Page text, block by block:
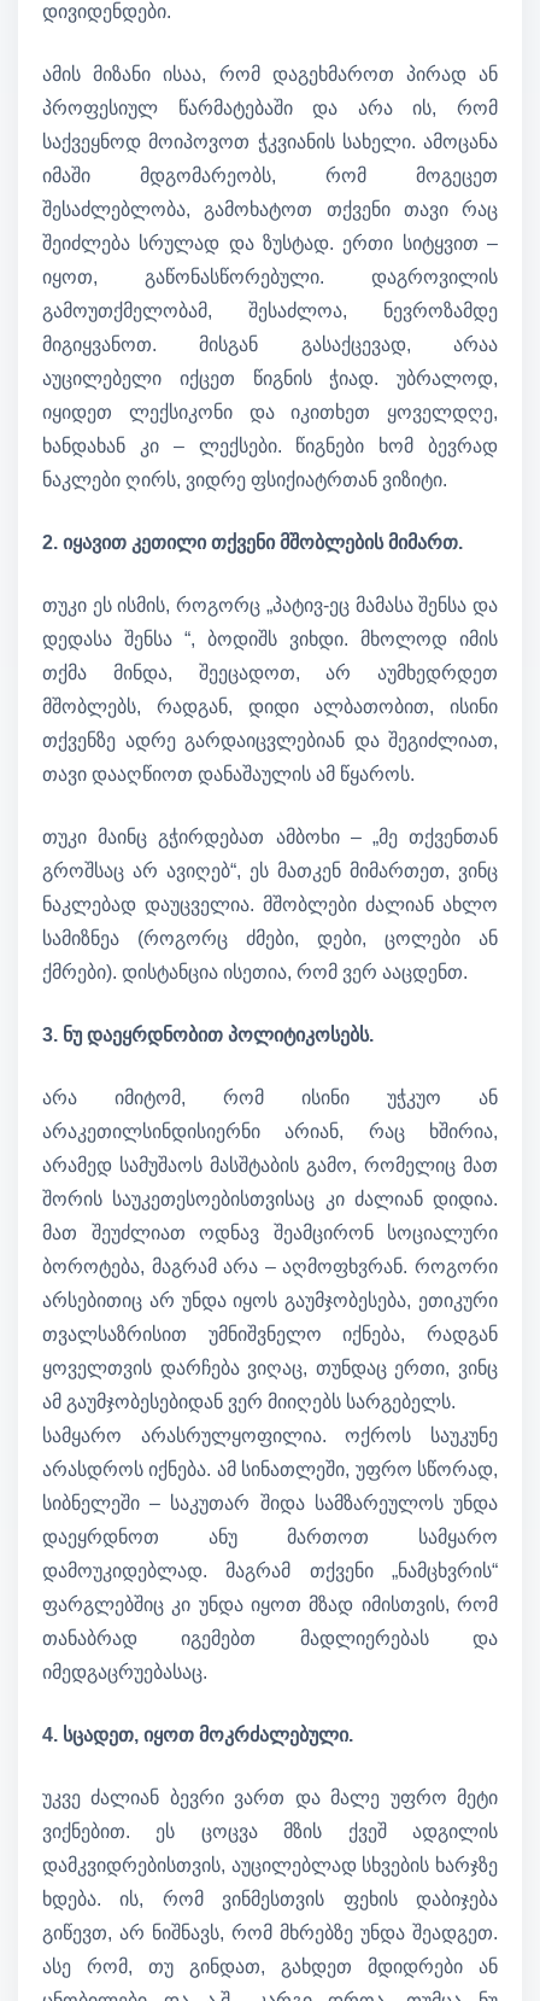
დივიდენდები.
ამის მიზანი ისაა, რომ დაგეხმაროთ პირად ან
პროფესიულ წარმატებაში და არა ის, რომ
საქვეყნოდ მოიპოვოთ ჭკვიანის სახელი. ამოცანა
იმაში მდგომარეობს, რომ მოგეცეთ
შესაძლებლობა, გამოხატოთ თქვენი თავი რაც
შეიძლება სრულად და ზუსტად. ერთი სიტყვით –
იყოთ, გაწონასწორებული. დაგროვილის
გამოუთქმელობამ, შესაძლოა, ნევროზამდე
მიგიყვანოთ. მისგან გასაქცევად, არაა
აუცილებელი იქცეთ წიგნის ჭიად. უბრალოდ,
იყიდეთ ლექსიკონი და იკითხეთ ყოველდღე,
ხანდახან კი – ლექსები. წიგნები ხომ ბევრად
ნაკლები ღირს, ვიდრე ფსიქიატრთან ვიზიტი.
2. იყავით კეთილი თქვენი მშობლების მიმართ.
თუკი ეს ისმის, როგორც „პატივ-ეც მამასა შენსა და
დედასა შენსა “, ბოდიშს ვიხდი. მხოლოდ იმის
თქმა მინდა, შეეცადოთ, არ აუმხედრდეთ
მშობლებს, რადგან, დიდი ალბათობით, ისინი
თქვენზე ადრე გარდაიცვლებიან და შეგიძლიათ,
თავი დააღწიოთ დანაშაულის ამ წყაროს.
თუკი მაინც გჭირდებათ ამბოხი – „მე თქვენთან
გროშსაც არ ავიღებ“, ეს მათკენ მიმართეთ, ვინც
ნაკლებად დაუცველია. მშობლები ძალიან ახლო
სამიზნეა (როგორც ძმები, დები, ცოლები ან
ქმრები). დისტანცია ისეთია, რომ ვერ ააცდენთ.
3. ნუ დაეყრდნობით პოლიტიკოსებს.
არა იმიტომ, რომ ისინი უჭკუო ან
არაკეთილსინდისიერნი არიან, რაც ხშირია,
არამედ სამუშაოს მასშტაბის გამო, რომელიც მათ
შორის საუკეთესოებისთვისაც კი ძალიან დიდია.
მათ შეუძლიათ ოდნავ შეამცირონ სოციალური
ბოროტება, მაგრამ არა – აღმოფხვრან. როგორი
არსებითიც არ უნდა იყოს გაუმჯობესება, ეთიკური
თვალსაზრისით უმნიშვნელო იქნება, რადგან
ყოველთვის დარჩება ვიღაც, თუნდაც ერთი, ვინც
ამ გაუმჯობესებიდან ვერ მიიღებს სარგებელს.
სამყარო არასრულყოფილია. ოქროს საუკუნე
არასდროს იქნება. ამ სინათლეში, უფრო სწორად,
სიბნელეში – საკუთარ შიდა სამზარეულოს უნდა
დაეყრდნოთ ანუ მართოთ სამყარო
დამოუკიდებლად. მაგრამ თქვენი „ნამცხვრის“
ფარგლებშიც კი უნდა იყოთ მზად იმისთვის, რომ
თანაბრად იგემებთ მადლიერებას და
იმედგაცრუებასაც.
4. სცადეთ, იყოთ მოკრძალებული.
უკვე ძალიან ბევრი ვართ და მალე უფრო მეტი
ვიქნებით. ეს ცოცვა მზის ქვეშ ადგილის
დამკვიდრებისთვის, აუცილებლად სხვების ხარჯზე
ხდება. ის, რომ ვინმესთვის ფეხის დაბიჯება
გიწევთ, არ ნიშნავს, რომ მხრებზე უნდა შეადგეთ.
ასე რომ, თუ გინდათ, გახდეთ მდიდრები ან